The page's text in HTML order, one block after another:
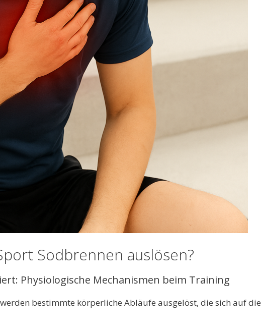
Sodbrennen auslösen?
Physiologische Mechanismen beim Training
bestimmte körperliche Abläufe ausgelöst, die sich auf die